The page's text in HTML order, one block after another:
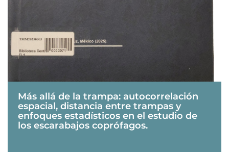
Más allá de la trampa: autocorrelación
espacial, distancia entre trampas y
enfoques estadísticos en el estudio de
los escarabajos coprófagos.